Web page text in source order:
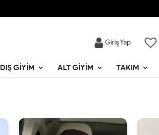
Giriş Yap
DIŞ GIYIM ALT GIYIM TAKIM